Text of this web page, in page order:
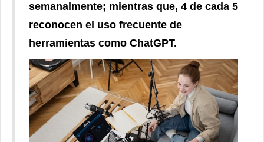
semanalmente; mientras que, 4 de cada 5
reconocen el uso frecuente de
herramientas como ChatGPT.